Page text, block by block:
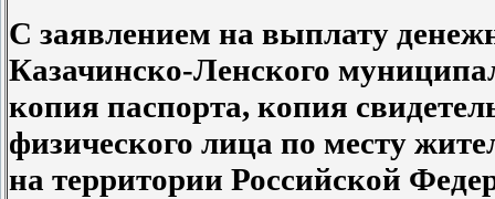
С заявлением на выплату
Казачинско-Ленского
копия паспорта, копия
физического лица по месту
на территории Российской